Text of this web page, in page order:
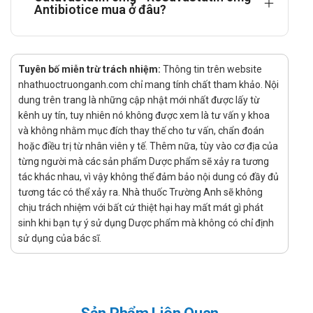
máu hỗn hợp (loại IIb): là một liệu pháp hỗ trợ cho chế độ
thể dục, giảm cân).
Tăng cholesterol máu gia đình kiểu đồng hợp tử: dùng hỗ
trợ cho chế độ ăn kiêng và các biện pháp điều trị giảm lipid
khác (như ly trích LDL máu) hoặc khi các liệu pháp này
không thích hợp.
Cách dùng – liều dùng của Catavastatin
5mg
Hướng dẫn sử dụng:
Cách dùng:
Catavastatin 5mg được sử dụng bằng đường uống
Antibiotice mua ở đâu?
Tuyên bố miễn trừ trách nhiệm: Thông tin trên website
nhathuoctruonganh.com chỉ mang tính chất tham khảo. Nội
dung trên trang là những cập nhật mới nhất được lấy từ
kênh uy tín, tuy nhiên nó không được xem là tư vấn y khoa
và không nhằm mục đích thay thế cho tư vấn, chẩn đoán
hoặc điều trị từ nhân viên y tế. Thêm nữa, tùy vào cơ địa của
từng người mà các sản phẩm Dược phẩm sẽ xảy ra tương
tác khác nhau, vì vậy không thể đảm bảo nội dung có đầy đủ
tương tác có thể xảy ra. Nhà thuốc Trường Anh sẽ không
chịu trách nhiệm với bất cứ thiệt hại hay mất mát gì phát
sinh khi bạn tự ý sử dụng Dược phẩm mà không có chỉ định
sử dụng của bác sĩ.